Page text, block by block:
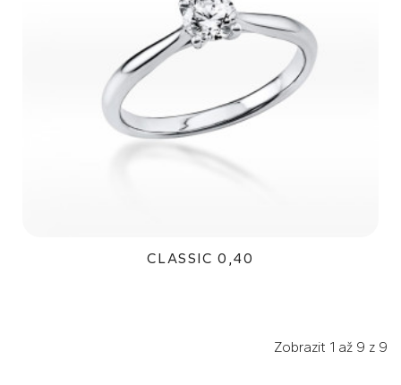
CLASSIC 0,40
Zobrazit 1 až 9 z 9